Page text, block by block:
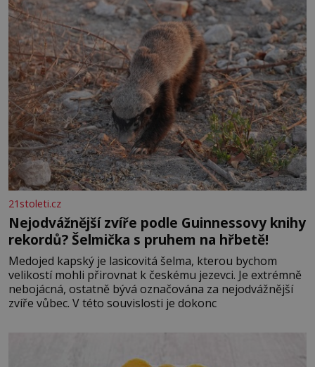
Velkých Losinách nebo v termálním
21stoleti.cz
Nejodvážnější zvíře podle Guinnessovy knihy
rekordů? Šelmička s pruhem na hřbetě!
Medojed kapský je lasicovitá šelma, kterou bychom
velikostí mohli přirovnat k českému jezevci. Je extrémně
nebojácná, ostatně bývá označována za nejodvážnější
zvíře vůbec. V této souvislosti je dokonc